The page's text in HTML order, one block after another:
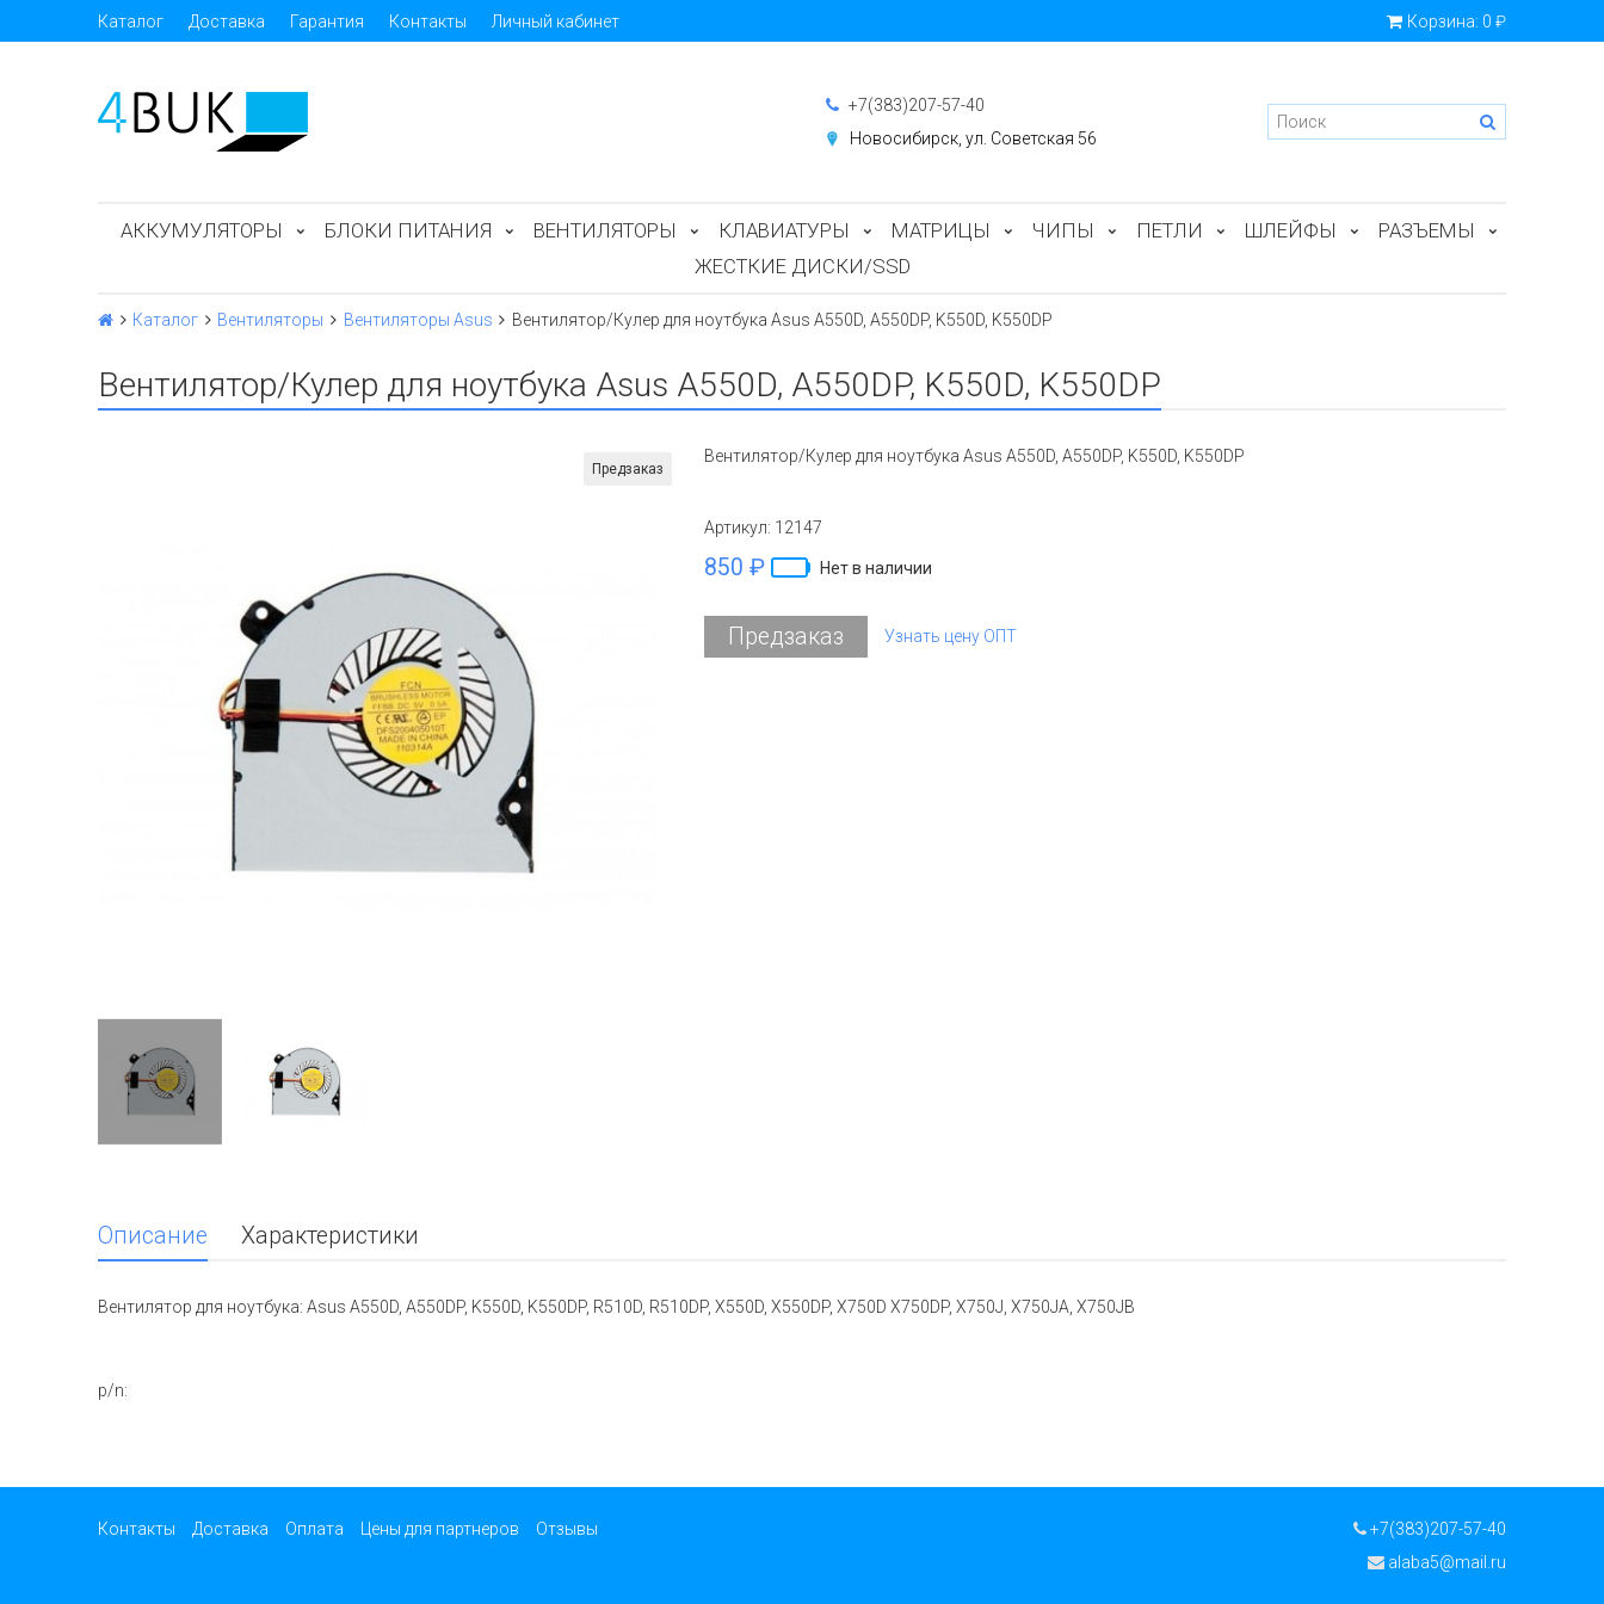
Каталог Доставка Гарантия Контакты Личный кабинет Корзина: 0 ₽
+7(383)207-57-40
Новосибирск, ул. Советская 56
АККУМУЛЯТОРЫ БЛОКИ ПИТАНИЯ ВЕНТИЛЯТОРЫ КЛАВИАТУРЫ МАТРИЦЫ ЧИПЫ ПЕТЛИ ШЛЕЙФЫ
РАЗЪЕМЫ
ЖЕСТКИЕ ДИСКИ/SSD
Каталог Вентиляторы Вентиляторы Asus Вентилятор/Кулер для ноутбука Asus A550D, A550DP, K550D, K550DP
Вентилятор/Кулер для ноутбука Asus A550D, A550DP, K550D, K550DP
Предзаказ
Вентилятор/Кулер для ноутбука Asus A550D, A550DP, K550D, K550DP
Артикул: 12147
850 ₽ Нет в наличии
Предзаказ Узнать цену ОПТ
Описание Характеристики
Вентилятор для ноутбука: Asus A550D, A550DP, K550D, K550DP, R510D, R510DP, X550D, X550DP, X750D X750DP, X750J, X750JA, X750JB
p/n:
Контакты Доставка Оплата Цены для партнеров Отзывы
+7(383)207-57-40
alaba5@mail.ru